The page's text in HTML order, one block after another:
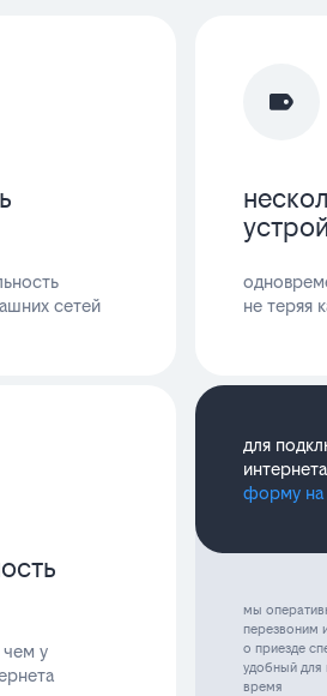
сетей
не теряя
у
для
форму на
мы
перезвоним
о приезде
удобный для
время